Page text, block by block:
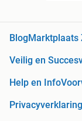
Blog Marktplaats
Veilig en
Help en Info
Privacyverklaring